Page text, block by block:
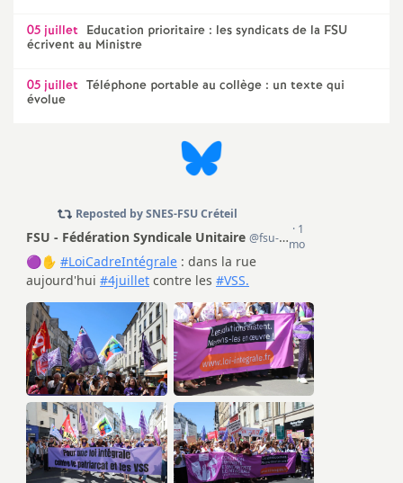
l
é
s
o
u
r
s
05 juillet Education prioritaire : les syndicats de la FSU
écrivent au Ministre
05 juillet Téléphone portable au collège : un texte qui
évolue